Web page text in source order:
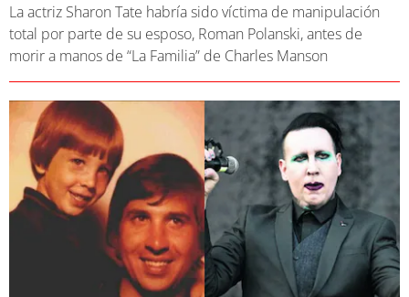
La actriz Sharon Tate habría sido víctima de manipulación
total por parte de su esposo, Roman Polanski, antes de
morir a manos de “La Familia” de Charles Manson